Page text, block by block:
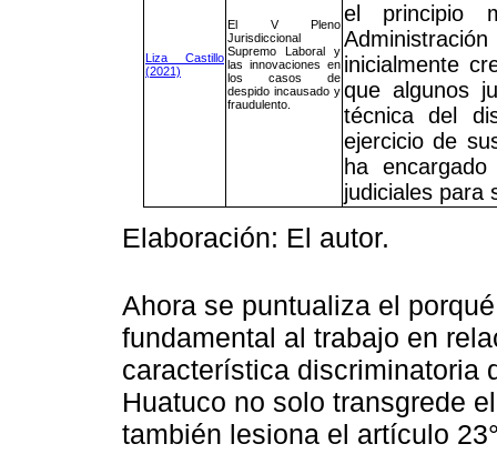
Liza Castillo
(2021)
El V Pleno
Jurisdiccional
Supremo Laboral y
las innovaciones en
los casos de
despido incausado y
fraudulento.
el principio
inicialmente
que algunos
técnica del
ejercicio de
ha
judiciales para
Elaboración: El autor.
Ahora se puntualiza el
fundamental al trabajo en
característica discriminatoria
Huatuco no solo transgrede
también lesiona el artículo